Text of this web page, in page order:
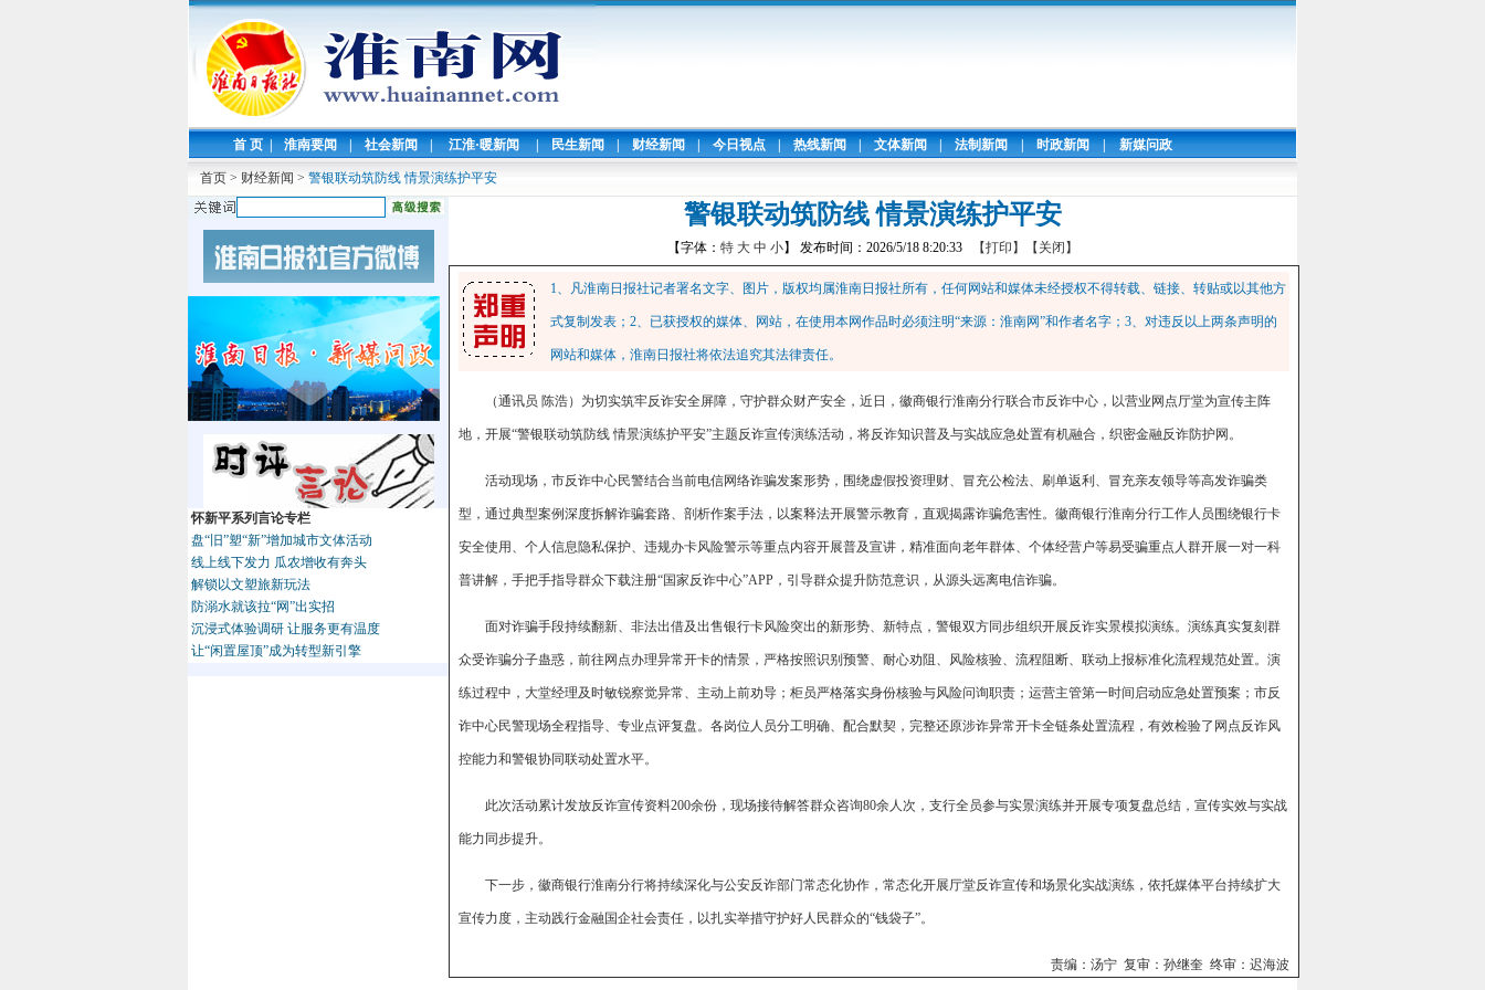
首 页 | 淮南要闻 | 社会新闻 | 江淮·暖新闻 | 民生新闻 | 财经新闻 | 今日视点 | 热线新闻 | 文体新闻 | 法制新闻 | 时政新闻 | 新媒问政
首页 > 财经新闻 > 警银联动筑防线 情景演练护平安
怀新平系列言论专栏
盘“旧”塑“新”增加城市文体活动
线上线下发力 瓜农增收有奔头
解锁以文塑旅新玩法
防溺水就该拉“网”出实招
沉浸式体验调研 让服务更有温度
让“闲置屋顶”成为转型新引擎
警银联动筑防线 情景演练护平安
【字体： 特 大 中 小】 发布时间：2026/5/18 8:20:33 【打印】 【关闭】
1、凡淮南日报社记者署名文字、图片，版权均属淮南日报社所有，任何网站和媒体未经授权不得转载、链接、转贴或以其他方
式复制发表；2、已获授权的媒体、网站，在使用本网作品时必须注明“来源：淮南网”和作者名字；3、对违反以上两条声明的
网站和媒体，淮南日报社将依法追究其法律责任。
（通讯员 陈浩）为切实筑牢反诈安全屏障，守护群众财产安全，近日，徽商银行淮南分行联合市反诈中心，以营业网点厅堂为宣传主阵
地，开展“警银联动筑防线 情景演练护平安”主题反诈宣传演练活动，将反诈知识普及与实战应急处置有机融合，织密金融反诈防护网。
活动现场，市反诈中心民警结合当前电信网络诈骗发案形势，围绕虚假投资理财、冒充公检法、刷单返利、冒充亲友领导等高发诈骗类
型，通过典型案例深度拆解诈骗套路、剖析作案手法，以案释法开展警示教育，直观揭露诈骗危害性。徽商银行淮南分行工作人员围绕银行卡
安全使用、个人信息隐私保护、违规办卡风险警示等重点内容开展普及宣讲，精准面向老年群体、个体经营户等易受骗重点人群开展一对一科
普讲解，手把手指导群众下载注册“国家反诈中心”APP，引导群众提升防范意识，从源头远离电信诈骗。
面对诈骗手段持续翻新、非法出借及出售银行卡风险突出的新形势、新特点，警银双方同步组织开展反诈实景模拟演练。演练真实复刻群
众受诈骗分子蛊惑，前往网点办理异常开卡的情景，严格按照识别预警、耐心劝阻、风险核验、流程阻断、联动上报标准化流程规范处置。演
练过程中，大堂经理及时敏锐察觉异常、主动上前劝导；柜员严格落实身份核验与风险问询职责；运营主管第一时间启动应急处置预案；市反
诈中心民警现场全程指导、专业点评复盘。各岗位人员分工明确、配合默契，完整还原涉诈异常开卡全链条处置流程，有效检验了网点反诈风
控能力和警银协同联动处置水平。
此次活动累计发放反诈宣传资料200余份，现场接待解答群众咨询80余人次，支行全员参与实景演练并开展专项复盘总结，宣传实效与实战
能力同步提升。
下一步，徽商银行淮南分行将持续深化与公安反诈部门常态化协作，常态化开展厅堂反诈宣传和场景化实战演练，依托媒体平台持续扩大
宣传力度，主动践行金融国企社会责任，以扎实举措守护好人民群众的“钱袋子”。
责编：汤宁 复审：孙继奎 终审：迟海波